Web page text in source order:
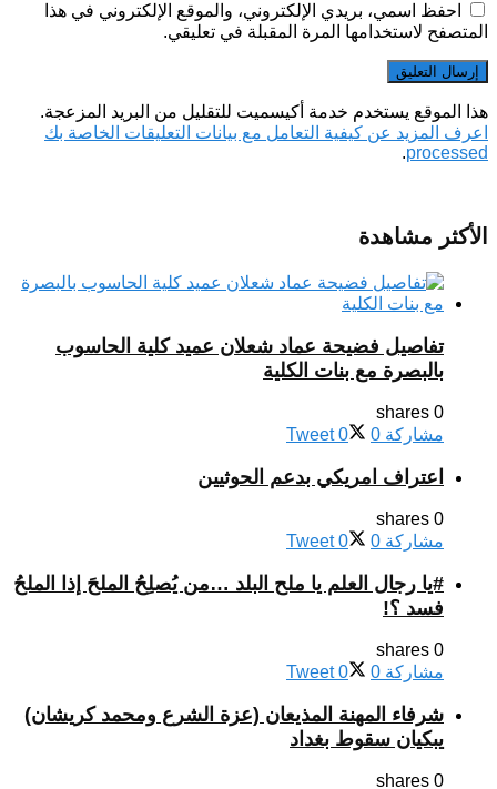
احفظ اسمي، بريدي الإلكتروني، والموقع الإلكتروني في هذا
المتصفح لاستخدامها المرة المقبلة في تعليقي.
هذا الموقع يستخدم خدمة أكيسميت للتقليل من البريد المزعجة.
اعرف المزيد عن كيفية التعامل مع بيانات التعليقات الخاصة بك
processed
.
الأكثر مشاهدة
تفاصيل فضيحة عماد شعلان عميد كلية الحاسوب
بالبصرة مع بنات الكلية
0 shares
مشاركة 0
Tweet 0
اعتراف امريكي بدعم الحوثيين
0 shares
مشاركة 0
Tweet 0
#يا رجال العلم يا ملح البلد …من يُصلِحُ الملحَ إذا الملحُ
فسد ؟!
0 shares
مشاركة 0
Tweet 0
شرفاء المهنة المذيعان (عزة الشرع ومحمد كريشان)
يبكيان سقوط بغداد
0 shares